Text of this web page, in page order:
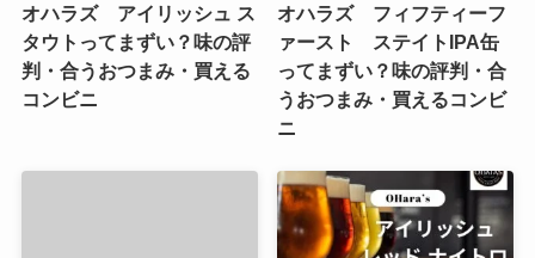
オハラズ アイリッシュ ス
タウトってまずい？味の評
判・合うおつまみ・買える
コンビニ
オハラズ フィフティーフ
ァースト ステイトIPA缶
ってまずい？味の評判・合
うおつまみ・買えるコンビ
ニ